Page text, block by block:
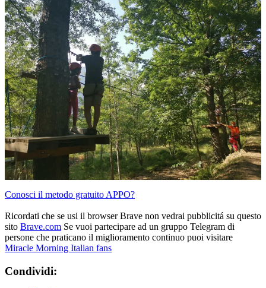
Conosci il metodo gratuito APPO?
Ricordati che se usi il browser Brave non vedrai pubblicitá su questo
sito Brave.com Se vuoi partecipare ad un gruppo Telegram di
persone che praticano il miglioramento continuo puoi visitare
Miracle Morning Italian fans
Condividi: